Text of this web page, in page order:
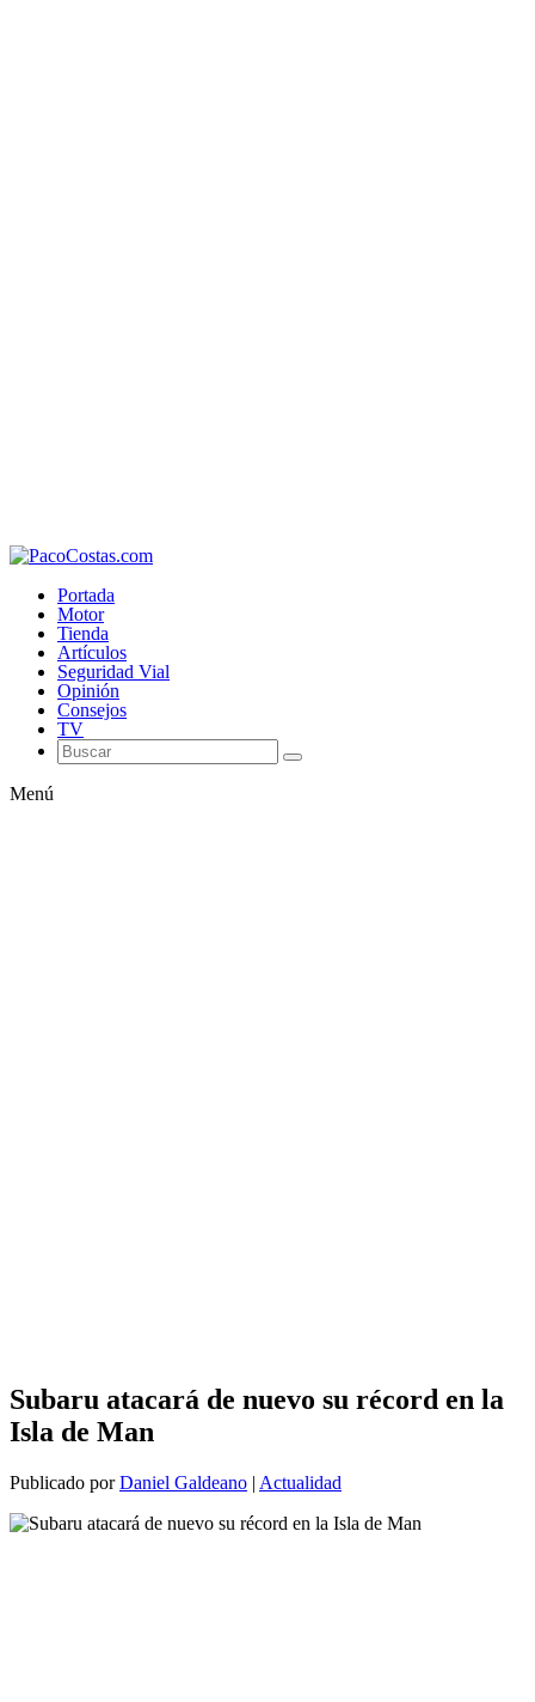
Portada
Motor
Tienda
Artículos
Seguridad Vial
Opinión
Consejos
TV
Menú
Subaru atacará de nuevo su récord en la
Isla de Man
Publicado porDaniel Galdeano | Actualidad